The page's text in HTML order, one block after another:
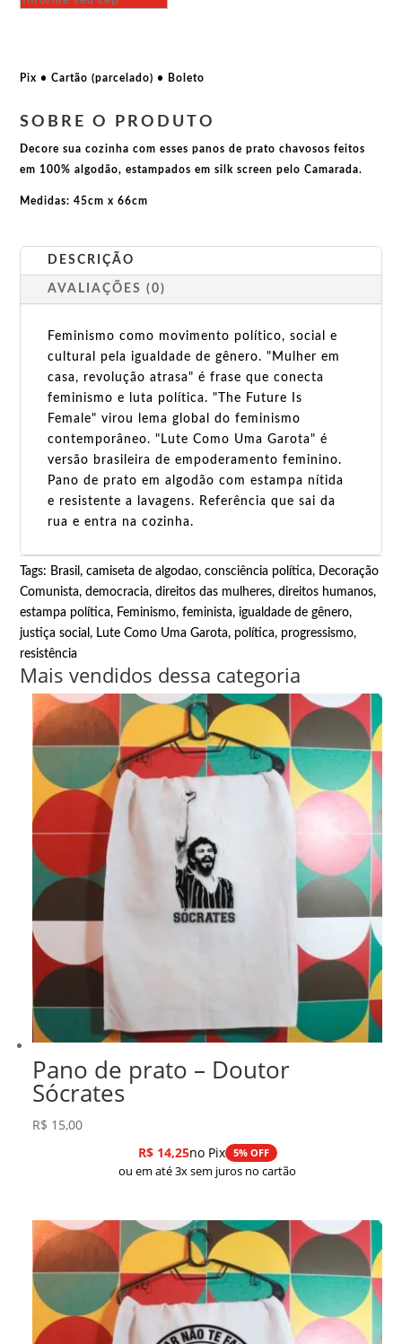
Lute
garota
Pix • Cartão (parcelado) • Boleto
SOBRE O PRODUTO
Decore sua cozinha com esses panos de prato chavosos feitos
em 100% algodão, estampados em silk screen pelo Camarada.
Medidas: 45cm x 66cm
DESCRIÇÃO
AVALIAÇÕES (0)
Feminismo como movimento político, social e
cultural pela igualdade de gênero. "Mulher em
casa, revolução atrasa" é frase que conecta
feminismo e luta política. "The Future Is
Female" virou lema global do feminismo
contemporâneo. "Lute Como Uma Garota" é
versão brasileira de empoderamento feminino.
Pano de prato em algodão com estampa nítida
e resistente a lavagens. Referência que sai da
rua e entra na cozinha.
Tags: Brasil,camiseta de algodao,consciência política, Decoração
Comunista,democracia,direitos das mulheres,direitos humanos,
estampa política, Feminismo,feminista, igualdade de gênero,
justiça social, Lute Como Uma Garota, política, progressismo,
resistência
Mais vendidos dessa categoria
Pano de prato – Doutor
Sócrates
R$ 15,00
R$14,25no Pix 5% OFF
ou em até 3x sem juros no cartão